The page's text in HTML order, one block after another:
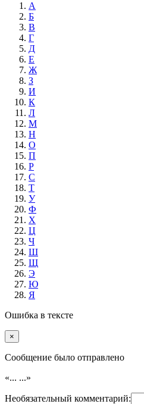
А
Б
В
Г
Д
Е
Ж
З
И
К
Л
М
Н
О
П
Р
С
Т
У
Ф
Х
Ц
Ч
Ш
Щ
Э
Ю
Я
Ошибка в тексте
×
Cообщение было отправлено
«... ...»
Необязательный комментарий: